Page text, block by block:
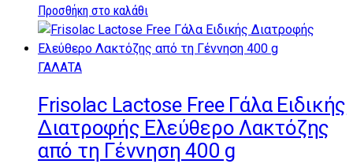
Προσθήκη στο καλάθι
ΓΑΛΑΤΑ
Frisolac Lactose Free Γάλα Ειδικής
Διατροφής Ελεύθερο Λακτόζης
από τη Γέννηση 400 g